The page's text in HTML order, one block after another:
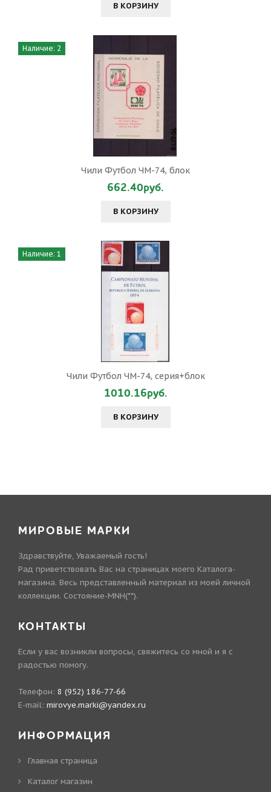
В КОРЗИНУ
Наличие: 2
Чили Футбол ЧМ-74, блок
662.40руб.
В КОРЗИНУ
Наличие: 1
Чили Футбол ЧМ-74, серия+блок
1010.16руб.
В КОРЗИНУ
МИРОВЫЕ МАРКИ
Здравствуйте, Уважаемый гость!
Рад приветствовать Вас на страницах моего Каталога-
магазина. Весь представленный материал из моей личной
коллекции. Состояние-MNH(**).
КОНТАКТЫ
Если у вас возникли вопросы, свяжитесь со мной и я с
радостью помогу.
Телефон: 8 (952) 186-77-66
E-mail: mirovye.marki@yandex.ru
ИНФОРМАЦИЯ
Главная страница
Каталог магазин